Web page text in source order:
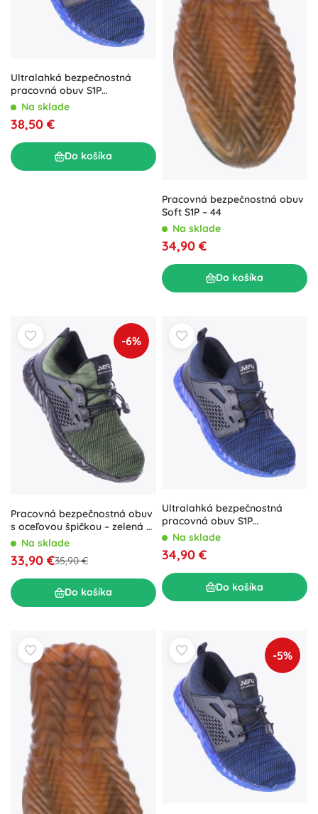
Ultralahká bezpečnostná
pracovná obuv S1P
námornícka – veľ. 40
Na sklade
38,50 €
Do košíka
Pracovná bezpečnostná obuv
Soft S1P – 44
Na sklade
34,90 €
Do košíka
-6%
Pracovná bezpečnostná obuv
s oceľovou špičkou – zelená –
41 Na sklade
33,90 €35,90 €
Do košíka
Ultralahká bezpečnostná
pracovná obuv S1P
námornícka – veľ. 41
Na sklade
34,90 €
Do košíka
-5%